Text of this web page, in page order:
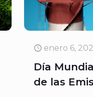
enero 6,
Día
de las